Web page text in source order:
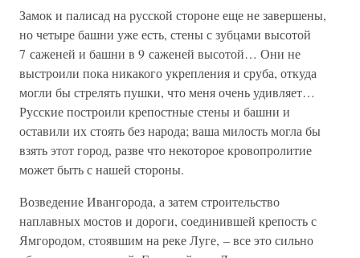
Замок и палисад на русской стороне еще не завершены,
но четыре башни уже есть, стены с зубцами высотой
7 саженей и башни в 9 саженей высотой… Они не
выстроили пока никакого укрепления и сруба, откуда
могли бы стрелять пушки, что меня очень удивляет…
Русские построили крепостные стены и башни и
оставили их стоять без народа; ваша милость могла бы
взять этот город, разве что некоторое кровопролитие
может быть с нашей стороны.
Возведение Ивангорода, а затем строительство
наплавных мостов и дороги, соединившей крепость с
Ямгородом, стоявшим на реке Луге, – все это сильно